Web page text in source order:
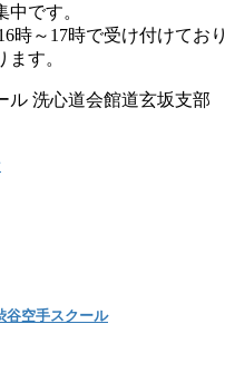
中です。
時～17時で受け付けてお
す。
ル 洗心道会館道玄坂支部
空手スクール